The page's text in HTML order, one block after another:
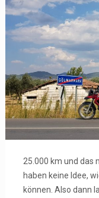
25.000 km und das
haben keine Idee,
können. Also dann